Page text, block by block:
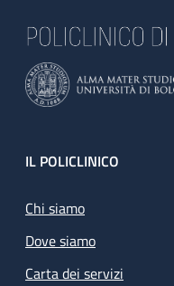
Footer
IL POLICLINICO
Chi siamo
Dove siamo
Carta dei servizi